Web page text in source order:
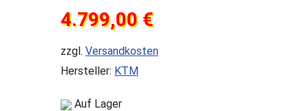
4.799,00 €
zzgl. Versandkosten
Hersteller: KTM
Auf Lager